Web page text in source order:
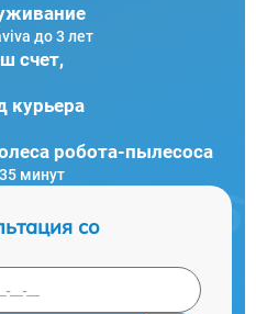
до 3 лет
счет,
курьера
робота-пылесоса
минут
со